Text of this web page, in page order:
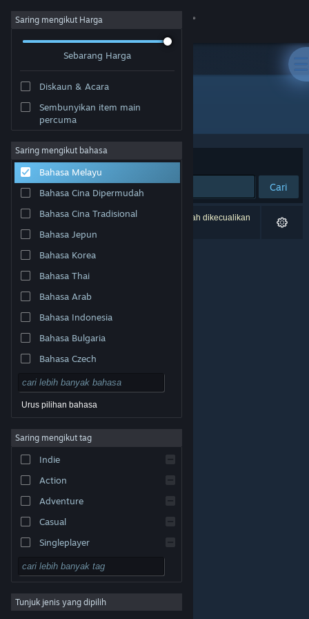
Sign in
Tentang
Sokongan
Ubah bahasa
Dapatkan Steam Mobile App
Lihat laman web desktop
© Valve Corporation. Hak cipta terpelihara. Semua
tanda dagangan ialah hak milik pemilik masing-masing
di AS dan negara-negara lain.Dasar Privasi|
Steam | Bayaran balik | Kuki
Saring mengikut Harga
Sebarang Harga
Diskaun & Acara
Sembunyikan item main
percuma
Saring mengikut bahasa
Bahasa Melayu
Bahasa Cina Dipermudah
Bahasa Cina Tradisional
Bahasa Jepun
Bahasa Korea
Bahasa Thai
Bahasa Arab
Bahasa Indonesia
Bahasa Bulgaria
Bahasa Czech
Bahasa Denmark
Bahasa Jerman
Bahasa Inggeris
Bahasa Sepanyol – Sepanyol
Bahasa Sepanyol – Amerika
Urus pilihan bahasa
Saring mengikut tag
Indie
Action
Adventure
Casual
Singleplayer
Simulation
RPG
Strategy
Tunjuk jenis yang dipilih
Pembangun: DCGsoft
Susun mengikut Perkaitan
Cari
0 hasil sepadan dengan carian anda. 1 tajuk telah dikecualikan
berdasarkan pilihan anda.